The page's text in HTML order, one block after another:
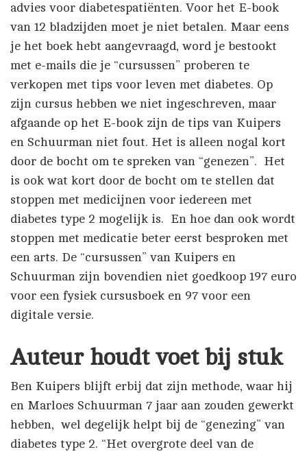
advies voor diabetespatiënten. Voor het E-book
van 12 bladzijden moet je niet betalen. Maar eens
je het boek hebt aangevraagd, word je bestookt
met e-mails die je “cursussen” proberen te
verkopen met tips voor leven met diabetes. Op
zijn cursus hebben we niet ingeschreven, maar
afgaande op het E-book zijn de tips van Kuipers
en Schuurman niet fout. Het is alleen nogal kort
door de bocht om te spreken van “genezen”. Het
is ook wat kort door de bocht om te stellen dat
stoppen met medicijnen voor iedereen met
diabetes type 2 mogelijk is. En hoe dan ook wordt
stoppen met medicatie beter eerst besproken met
een arts. De “cursussen” van Kuipers en
Schuurman zijn bovendien niet goedkoop 197 euro
voor een fysiek cursusboek en 97 voor een
digitale versie.
Auteur houdt voet bij stuk
Ben Kuipers blijft erbij dat zijn methode, waar hij
en Marloes Schuurman 7 jaar aan zouden gewerkt
hebben, wel degelijk helpt bij de “genezing” van
diabetes type 2. “Het overgrote deel van de